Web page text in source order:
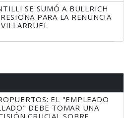
SE SUMÓ A BULLRICH
PARA LA RENUNCIA
EL "EMPLEADO
DEBE TOMAR UNA
CRUCIAL SOBRE